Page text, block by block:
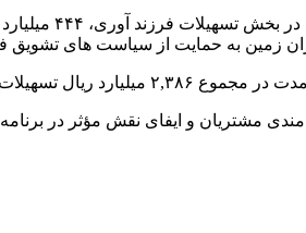
‌زمین به حمایت از سیاست ‌های تشویق
این بخش معادل ۸۵ درصد اعلام شده است.
مشتریان و ایفای نقش مؤثر در